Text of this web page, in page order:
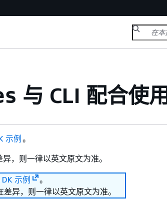
与 CLI 配合使用
示例 。
，则一律以英文原文为准。
DK 示例
。
异，则一律以英文原文为准。